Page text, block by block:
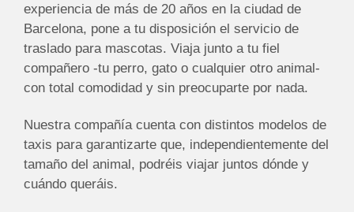
experiencia de más de 20 años en la ciudad de
Barcelona, pone a tu disposición el servicio de
traslado para mascotas. Viaja junto a tu fiel
compañero -tu perro, gato o cualquier otro animal-
con total comodidad y sin preocuparte por nada.
Nuestra compañía cuenta con distintos modelos de
taxis para garantizarte que, independientemente del
tamaño del animal, podréis viajar juntos dónde y
cuándo queráis.